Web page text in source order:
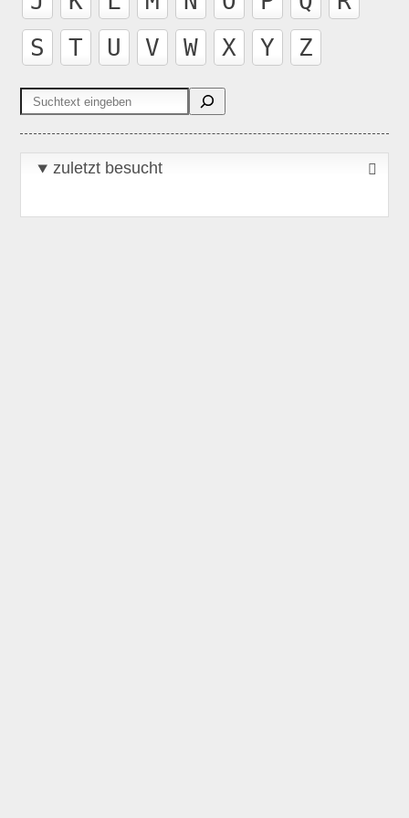
S
T U V W X Y Z
Suchen
zuletzt besucht